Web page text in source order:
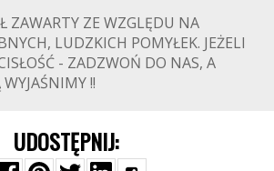
ZAWARTY ZE WZGLĘDU NA
LUDZKICH POMYŁEK. JEŻELI
- ZADZWOŃ DO NAS, A
!!
UDOSTĘPNIJ: